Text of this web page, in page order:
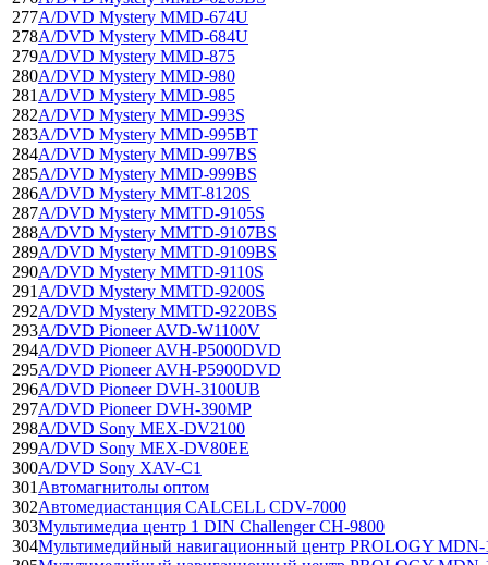
277А/DVD Mystery MMD-674U
278А/DVD Mystery MMD-684U
279А/DVD Mystery MMD-875
280А/DVD Mystery MMD-980
281 А/DVD Mystery MMD-985
282А/DVD Mystery MMD-993S
283А/DVD Mystery MMD-995BT
284А/DVD Mystery MMD-997BS
285А/DVD Mystery MMD-999BS
286А/DVD Mystery MMT-8120S
287А/DVD Mystery MMTD-9105S
288А/DVD Mystery MMTD-9107BS
289А/DVD Mystery MMTD-9109BS
290А/DVD Mystery MMTD-9110S
291 А/DVD Mystery MMTD-9200S
292А/DVD Mystery MMTD-9220BS
293А/DVD Pioneer AVD-W1100V
294А/DVD Pioneer AVH-P5000DVD
295А/DVD Pioneer AVH-P5900DVD
296А/DVD Pioneer DVH-3100UB
297А/DVD Pioneer DVH-390MP
298А/DVD Sony MEX-DV2100
299А/DVD Sony MEX-DV80EE
300А/DVD Sony XAV-C1
301 Автомагнитолы оптом
302Автомедиастанция CALCELL CDV-7000
303Мультимедиа центр 1 DIN Challenger CH-9800
304Мультимедийный навигационный центр PROLOGY MDN-